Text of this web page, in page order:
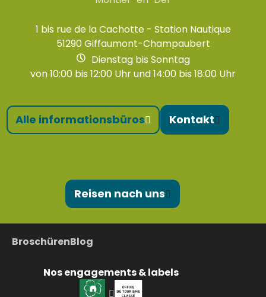
1 bis rue de la Cachotte - Station Nautique
51290 Giffaumont-Champaubert
Dienstag bis Sonntag
von 10:00 bis 12:00 Uhr und 14:00 bis 18:00 Uhr
Alle informationsbüros Kontakt
Reisen nach uns
BroschürenBlog
Nos engagements & labels